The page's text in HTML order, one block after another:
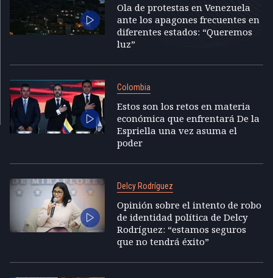
Ola de protestas en Venezuela
ante los apagones frecuentes en
diferentes estados: “Queremos
luz”
Colombia
Estos son los retos en materia
económica que enfrentará De la
Espriella una vez asuma el
poder
Delcy Rodríguez
Opinión sobre el intento de robo
de identidad política de Delcy
Rodríguez: “estamos seguros
que no tendrá éxito”